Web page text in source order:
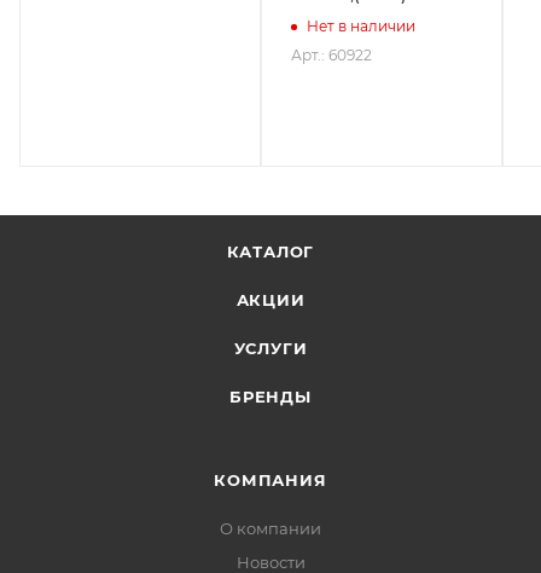
Нет в наличии
Арт.: 60922
КАТАЛОГ
АКЦИИ
УСЛУГИ
БРЕНДЫ
КОМПАНИЯ
О компании
Новости